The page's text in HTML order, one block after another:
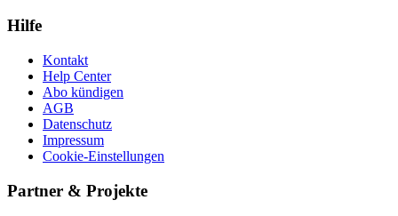
Hilfe
Kontakt
Help Center
Abo kündigen
AGB
Datenschutz
Impressum
Cookie-Einstellungen
Partner & Projekte